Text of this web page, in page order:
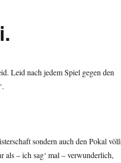
Leid nach jedem Spiel gegen den
.
sondern auch den Pokal
als – ich sag‘ mal – verwunderlich,